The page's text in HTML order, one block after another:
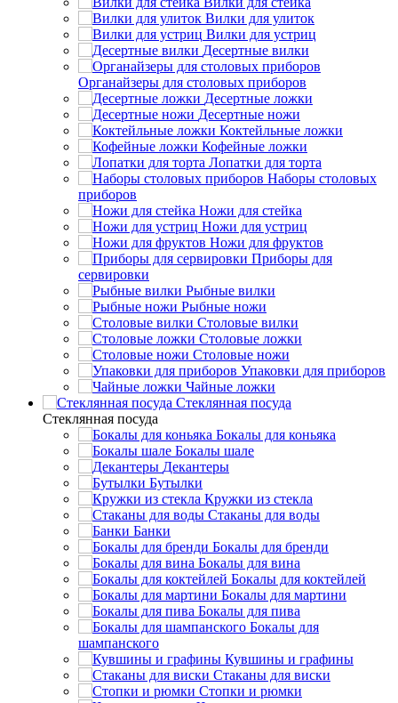
Вилки для улиток
Вилки для устриц
Десертные вилки
Органайзеры для столовых приборов
Десертные ложки
Десертные ножи
Коктейльные ложки
Кофейные ложки
Лопатки для торта
Наборы столовых
приборов
Ножи для стейка
Ножи для устриц
Ножи для фруктов
Приборы для
сервировки
Рыбные вилки
Рыбные ножи
Столовые вилки
Столовые ложки
Столовые ножи
Упаковки для приборов
Чайные ложки
Стеклянная посуда
Стеклянная посуда
Бокалы для коньяка
Бокалы шале
Декантеры
Бутылки
Кружки из стекла
Стаканы для воды
Банки
Бокалы для бренди
Бокалы для вина
Бокалы для коктейлей
Бокалы для мартини
Бокалы для пива
Бокалы для
шампанского
Кувшины и графины
Стаканы для виски
Стопки и рюмки